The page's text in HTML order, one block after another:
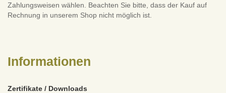
Zahlungsweisen wählen. Beachten Sie bitte, dass der Kauf auf
Rechnung in unserem Shop nicht möglich ist.
Informationen
Zertifikate / Downloads